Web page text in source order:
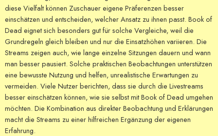
diese Vielfalt können Zuschauer eigene Präferenzen besser
einschätzen und entscheiden, welcher Ansatz zu ihnen passt. Book of
Dead eignet sich besonders gut für solche Vergleiche, weil die
Grundregeln gleich bleiben und nur die Einsatzhöhen variieren. Die
Streams zeigen auch, wie lange einzelne Sitzungen dauern und wann
man besser pausiert. Solche praktischen Beobachtungen unterstützen
eine bewusste Nutzung und helfen, unrealistische Erwartungen zu
vermeiden. Viele Nutzer berichten, dass sie durch die Livestreams
besser einschätzen können, wie sie selbst mit Book of Dead umgehen
möchten. Die Kombination aus direkter Beobachtung und Erklärungen
macht die Streams zu einer hilfreichen Ergänzung der eigenen
Erfahrung.